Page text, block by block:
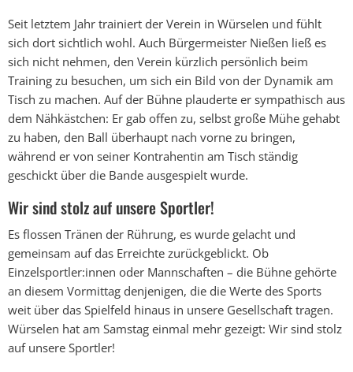
Seit letztem Jahr trainiert der Verein in Würselen und fühlt
sich dort sichtlich wohl. Auch Bürgermeister Nießen ließ es
sich nicht nehmen, den Verein kürzlich persönlich beim
Training zu besuchen, um sich ein Bild von der Dynamik am
Tisch zu machen. Auf der Bühne plauderte er sympathisch aus
dem Nähkästchen: Er gab offen zu, selbst große Mühe gehabt
zu haben, den Ball überhaupt nach vorne zu bringen,
während er von seiner Kontrahentin am Tisch ständig
geschickt über die Bande ausgespielt wurde.
Wir sind stolz auf unsere Sportler!
Es flossen Tränen der Rührung, es wurde gelacht und
gemeinsam auf das Erreichte zurückgeblickt. Ob
Einzelsportler:innen oder Mannschaften – die Bühne gehörte
an diesem Vormittag denjenigen, die die Werte des Sports
weit über das Spielfeld hinaus in unsere Gesellschaft tragen.
Würselen hat am Samstag einmal mehr gezeigt: Wir sind stolz
auf unsere Sportler!